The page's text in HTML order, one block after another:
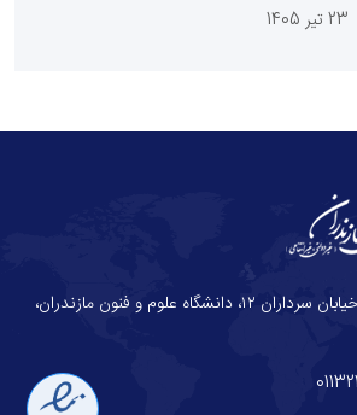
بابل، خیابان شیخ طبرسی، خیابان سرداران ۱۲، دانشگاه علوم و فنون مازندران،